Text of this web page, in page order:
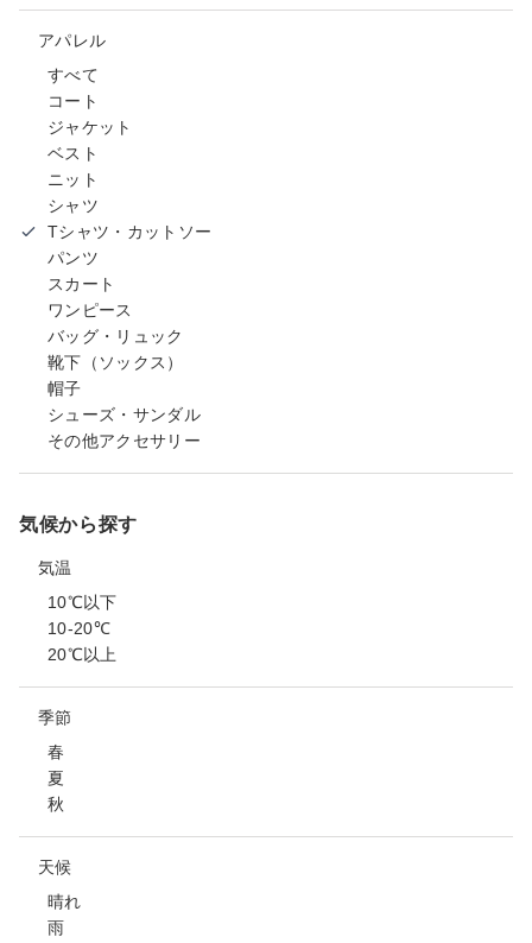
アパレル
すべて
コート
ジャケット
ベスト
ニット
シャツ
Tシャツ・カットソー
パンツ
スカート
ワンピース
バッグ・リュック
靴下（ソックス）
帽子
シューズ・サンダル
その他アクセサリー
気候から探す
気温
10℃以下
10-20℃
20℃以上
季節
春
夏
秋
天候
晴れ
雨